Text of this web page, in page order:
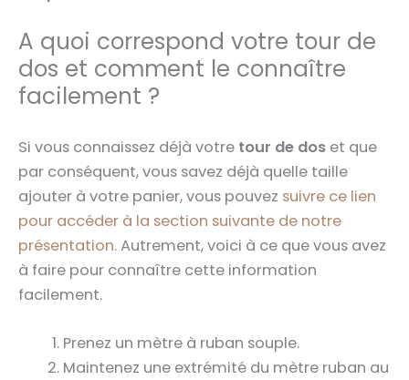
A quoi correspond votre tour de
dos et comment le connaître
facilement ?
Si vous connaissez déjà votre tour de dos et que
par conséquent, vous savez déjà quelle taille
ajouter à votre panier, vous pouvez suivre ce lien
pour accéder à la section suivante de notre
présentation. Autrement, voici à ce que vous avez
à faire pour connaître cette information
facilement.
Prenez un mètre à ruban souple.
Maintenez une extrémité du mètre ruban au